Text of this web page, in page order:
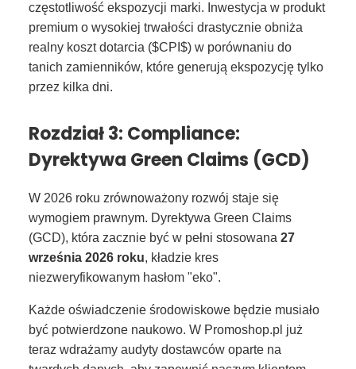
częstotliwość ekspozycji marki. Inwestycja w produkt
premium o wysokiej trwałości drastycznie obniża
realny koszt dotarcia ($CPI$) w porównaniu do
tanich zamienników, które generują ekspozycję tylko
przez kilka dni.
Rozdział 3: Compliance:
Dyrektywa Green Claims (GCD)
W 2026 roku zrównoważony rozwój staje się
wymogiem prawnym. Dyrektywa Green Claims
(GCD), która zacznie być w pełni stosowana 27
września 2026 roku, kładzie kres
niezweryfikowanym hasłom "eko".
Każde oświadczenie środowiskowe będzie musiało
być potwierdzone naukowo. W Promoshop.pl już
teraz wdrażamy audyty dostawców oparte na